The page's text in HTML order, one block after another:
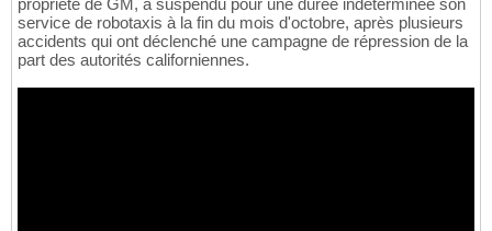
service de robotaxis à la fin du mois d'octobre, après plusieurs
accidents qui ont déclenché une campagne de répression de la
part des autorités californiennes.